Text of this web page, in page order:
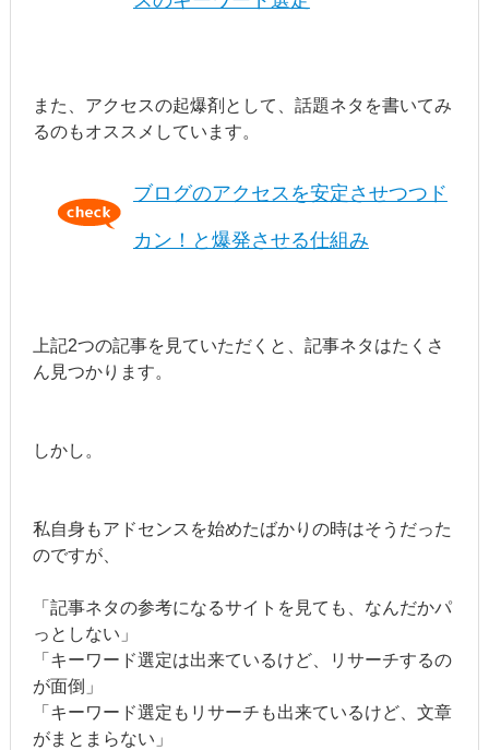
また、アクセスの起爆剤として、話題ネタを書いてみ
るのもオススメしています。
ブログのアクセスを安定させつつド
カン！と爆発させる仕組み
上記2つの記事を見ていただくと、記事ネタはたくさ
ん見つかります。
しかし。
私自身もアドセンスを始めたばかりの時はそうだった
のですが、
「記事ネタの参考になるサイトを見ても、なんだかパ
っとしない」
「キーワード選定は出来ているけど、リサーチするの
が面倒」
「キーワード選定もリサーチも出来ているけど、文章
がまとまらない」